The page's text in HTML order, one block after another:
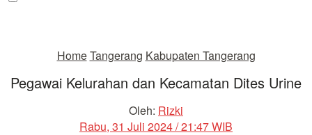
HomeTangerang Kabupaten Tangerang
Pegawai Kelurahan dan Kecamatan Dites Urine
Oleh: Rizki
Rabu, 31 Juli 2024 / 21:47 WIB